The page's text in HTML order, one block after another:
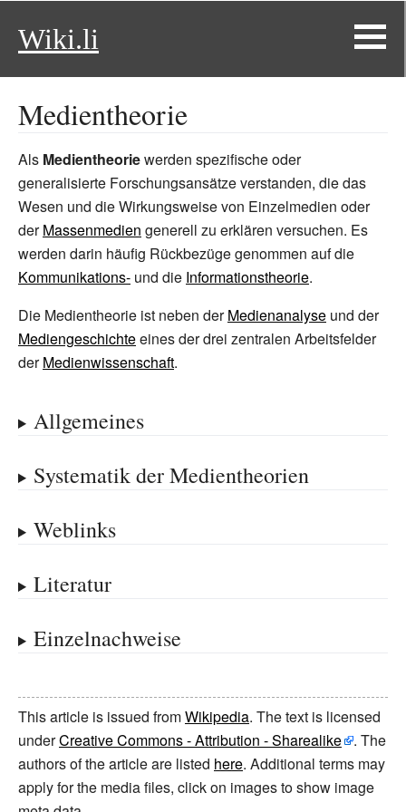
Wiki.li
Medientheorie
Als Medientheoriewerden spezifische oder
generalisierte Forschungsansätze verstanden, die das
Wesen und die Wirkungsweise von Einzelmedien oder
derMassenmedien generell zu erklären versuchen. Es
werden darin häufig Rückbezüge genommen auf die
Kommunikations- und die Informationstheorie.
Die Medientheorie ist neben derMedienanalyse und der
Mediengeschichteeines der drei zentralen Arbeitsfelder
derMedienwissenschaft.
Allgemeines
Systematik der Medientheorien
Weblinks
Literatur
Einzelnachweise
This article is issued fromWikipedia. The text is licensed
underCreative Commons - Attribution - Sharealike
. The
authors of the article are listed here. Additional terms may
apply for the media files, click on images to show image